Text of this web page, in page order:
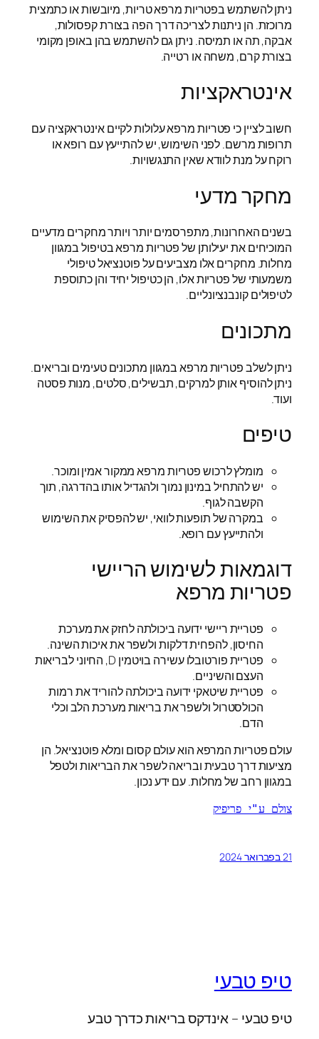
ניתן להשתמש בפטריות מרפא טריות, מיובשות או כתמצית
מרוכזת. הן ניתנות לצריכה דרך הפה בצורת קפסולות,
אבקה, תה או תמיסה. ניתן גם להשתמש בהן באופן מקומי
בצורת קרם, משחה או רטייה.
אינטראקציות
חשוב לציין כי פטריות מרפא עלולות לקיים אינטראקציה עם
תרופות מרשם. לפני השימוש, יש להתייעץ עם רופא או
רוקח על מנת לוודא שאין התנגשויות.
מחקר מדעי
בשנים האחרונות, מתפרסמים יותר ויותר מחקרים מדעיים
המוכיחים את יעילותן של פטריות מרפא בטיפול במגוון
מחלות. מחקרים אלו מצביעים על פוטנציאל טיפולי
משמעותי של פטריות אלו, הן כטיפול יחיד והן כתוספת
לטיפולים קונבנציונליים.
מתכונים
ניתן לשלב פטריות מרפא במגוון מתכונים טעימים ובריאים.
ניתן להוסיף אותן למרקים, תבשילים, סלטים, מנות פסטה
ועוד.
טיפים
מומלץ לרכוש פטריות מרפא ממקור אמין ומוכר.
יש להתחיל במינון נמוך ולהגדיל אותו בהדרגה, תוך
הקשבה לגוף.
במקרה של תופעות לוואי, יש להפסיק את השימוש
ולהתייעץ עם רופא.
דוגמאות לשימוש הריישי
פטריות מרפא
פטריית ריישי ידועה ביכולתה לחזק את מערכת
החיסון, להפחית דלקות ולשפר את איכות השינה.
פטריית פורטובלו עשירה בויטמין D, החיוני לבריאות
העצם והשיניים.
פטריית שיטאקי ידועה ביכולתה להוריד את רמות
הכולסטרול ולשפר את בריאות מערכת הלב וכלי
הדם.
עולם פטריות המרפא הוא עולם קסום ומלא פוטנציאל. הן
מציעות דרך טבעית ובריאה לשפר את הבריאות ולטפל
במגוון רחב של מחלות. עם ידע נכון.
צולם ע"י פריפיק
21 בפברואר 2024
טיפ טבעי
טיפ טבעי – אינדקס בריאות כדרך טבע